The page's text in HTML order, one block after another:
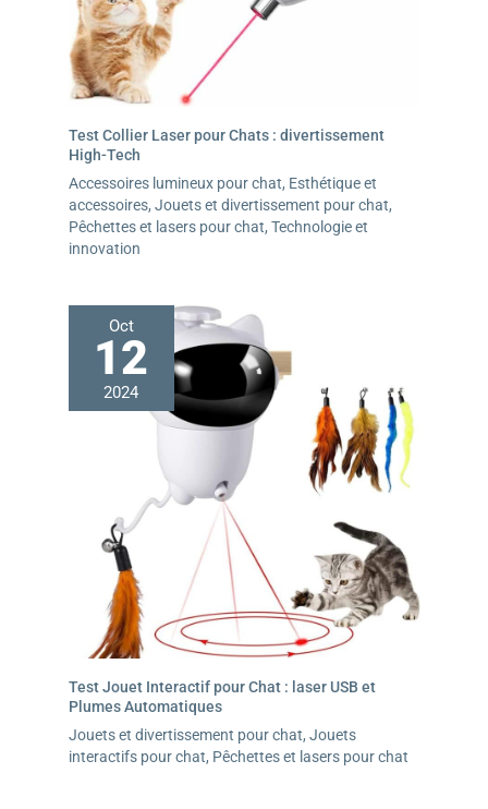
Test Collier Laser pour Chats : divertissement
High-Tech
Accessoires lumineux pour chat, Esthétique et
accessoires, Jouets et divertissement pour chat,
Pêchettes et lasers pour chat, Technologie et
innovation
Oct
12
2024
Test Jouet Interactif pour Chat : laser USB et
Plumes Automatiques
Jouets et divertissement pour chat, Jouets
interactifs pour chat, Pêchettes et lasers pour chat